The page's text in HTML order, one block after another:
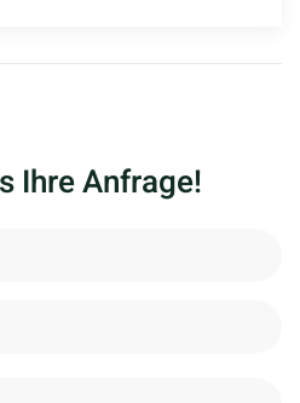
Ihre Anfrage!